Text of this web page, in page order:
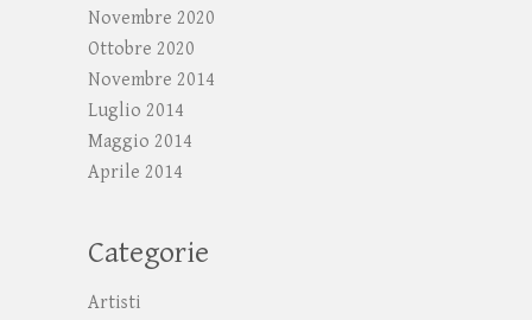
Novembre 2020
Ottobre 2020
Novembre 2014
Luglio 2014
Maggio 2014
Aprile 2014
Categorie
Artisti